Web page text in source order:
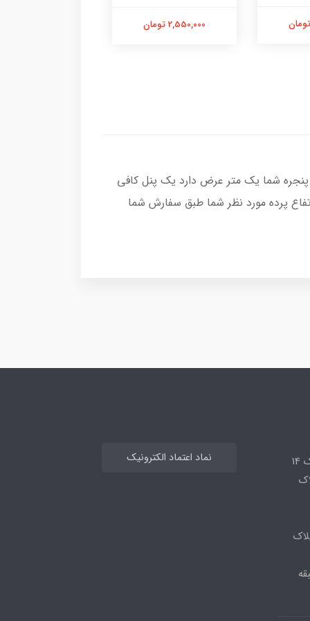
2,550,000 تومان
شما یک متر عرض دارد یک پنل کافی
پرده مورد نظر شما طبق سفارش شما
نماد اعتماد الکترونیک